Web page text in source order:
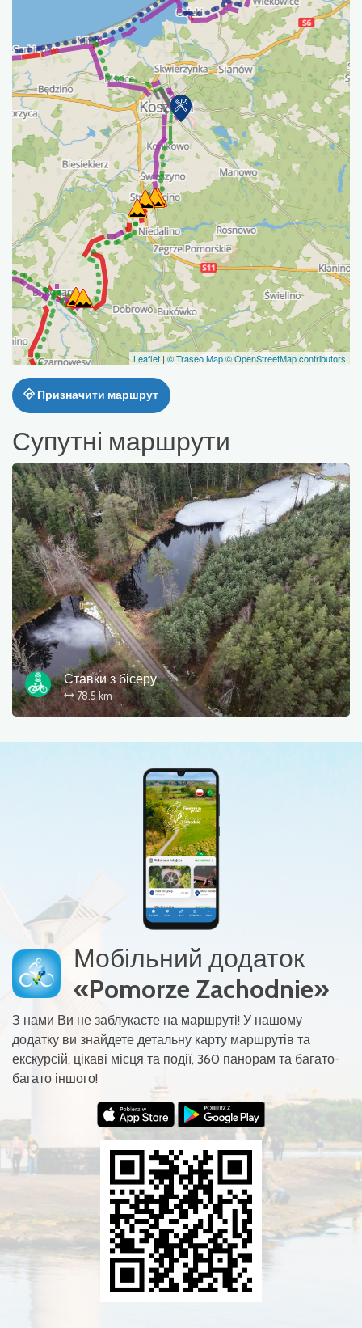
Leaflet | © Traseo Map© OpenStreetMap contributors
Призначити маршрут
Супутні маршрути
Ставки з бісеру
78.5 km
Мобільний додаток
«Pomorze Zachodnie»
З нами Ви не заблукаєте на маршруті! У нашому
додатку ви знайдете детальну карту маршрутів та
екскурсій, цікаві місця та події, 360 панорам та багато-
багато іншого!